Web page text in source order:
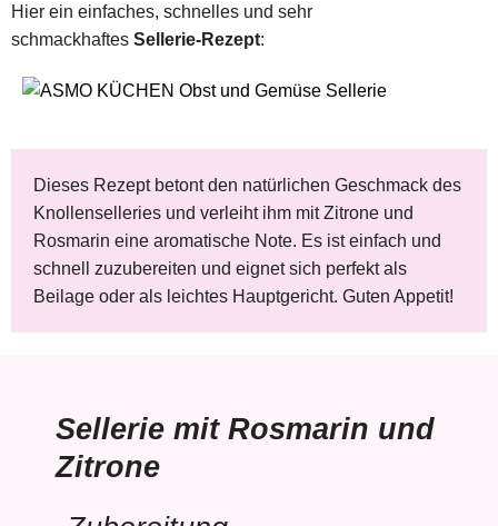
Hier ein einfaches, schnelles und sehr
schmackhaftes Sellerie-Rezept:
Dieses Rezept betont den natürlichen Geschmack des
Knollenselleries und verleiht ihm mit Zitrone und
Rosmarin eine aromatische Note. Es ist einfach und
schnell zuzubereiten und eignet sich perfekt als
Beilage oder als leichtes Hauptgericht. Guten Appetit!
Sellerie mit Rosmarin und
Zitrone